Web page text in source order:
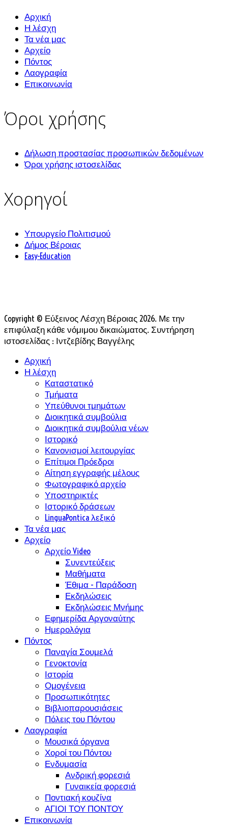
Αρχική
Η λέσχη
Τα νέα μας
Αρχείο
Πόντος
Λαογραφία
Επικοινωνία
Όροι χρήσης
Δήλωση προστασίας προσωπικών δεδομένων
Όροι χρήσης ιστοσελίδας
Χορηγοί
Υπουργείο Πολιτισμού
Δήμος Βέροιας
Easy-Education
Copyright © Εύξεινος Λέσχη Βέροιας 2026. Με την
επιφύλαξη κάθε νόμιμου δικαιώματος. Συντήρηση
ιστοσελίδας : Ιντζεβίδης Βαγγέλης
Αρχική
Η λέσχη
Καταστατικό
Τμήματα
Υπεύθυνοι τμημάτων
Διοικητικά συμβούλια
Διοικητικά συμβούλια νέων
Ιστορικό
Κανονισμοί λειτουργίας
Επίτιμοι Πρόεδροι
Αίτηση εγγραφής μέλους
Φωτογραφικό αρχείο
Υποστηρικτές
Ιστορικό δράσεων
LinguaPontica λεξικό
Τα νέα μας
Αρχείο
Αρχείο Video
Συνεντεύξεις
Μαθήματα
Έθιμα - Παράδοση
Εκδηλώσεις
Εκδηλώσεις Μνήμης
Εφημερίδα Αργοναύτης
Ημερολόγια
Πόντος
Παναγία Σουμελά
Γενοκτονία
Ιστορία
Ομογένεια
Προσωπικότητες
Βιβλιοπαρουσιάσεις
Πόλεις του Πόντου
Λαογραφία
Μουσικά όργανα
Χοροί του Πόντου
Ενδυμασία
Ανδρική φορεσιά
Γυναικεία φορεσιά
Ποντιακή κουζίνα
ΑΓΙΟΙ ΤΟΥ ΠΟΝΤΟΥ
Επικοινωνία